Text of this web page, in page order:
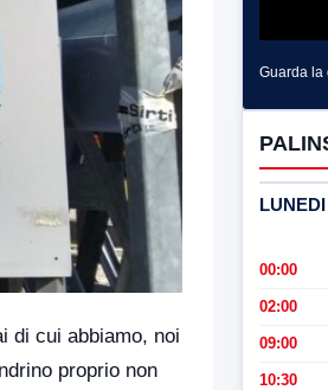
di cui abbiamo, noi
proprio non
Guarda la
00:00
02:00
09:00
10:30